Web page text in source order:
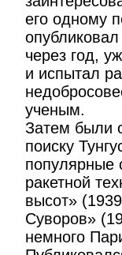
его одному
через год,
и испытал
ученым.
Затем были
поиску
популярные
ракетной
высот»
Суворов»
немного